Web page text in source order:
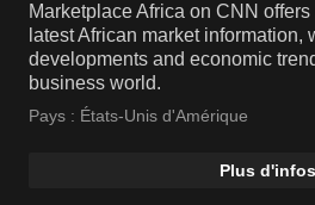
Marketplace Africa on CNN
latest African market information,
developments and economic
business world.
Pays : États-Unis d'Amérique
Plus d'infos